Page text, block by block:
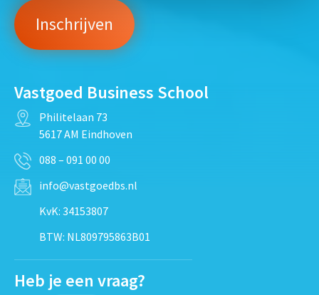
Vastgoed Business School
Philitelaan 73
5617 AM Eindhoven
088 – 091 00 00
info@vastgoedbs.nl
KvK: 34153807
BTW: NL809795863B01
Heb je een vraag?